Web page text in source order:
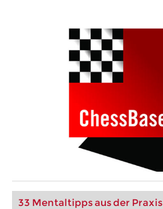
33 Mentaltipps aus der Praxis